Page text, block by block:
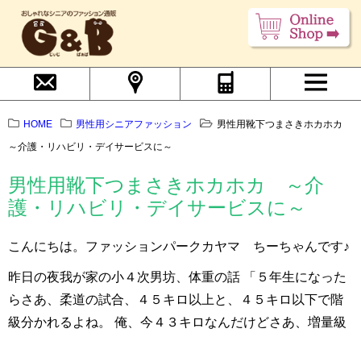
HOME 男性用シニアファッション
男性用靴下つまさきホカホカ
～介護・リハビリ・デイサービスに～
男性用靴下つまさきホカホカ ～介
護・リハビリ・デイサービスに～
こんにちは。ファッションパークカヤマ ちーちゃんです♪
昨日の夜我が家の小４次男坊、体重の話 「５年生になった
らさあ、柔道の試合、４５キロ以上と、４５キロ以下で階
級分かれるよね。 俺、今４３キロなんだけどさあ、増量級